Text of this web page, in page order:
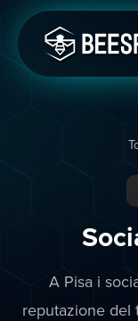
A Pisa i
reputazione del